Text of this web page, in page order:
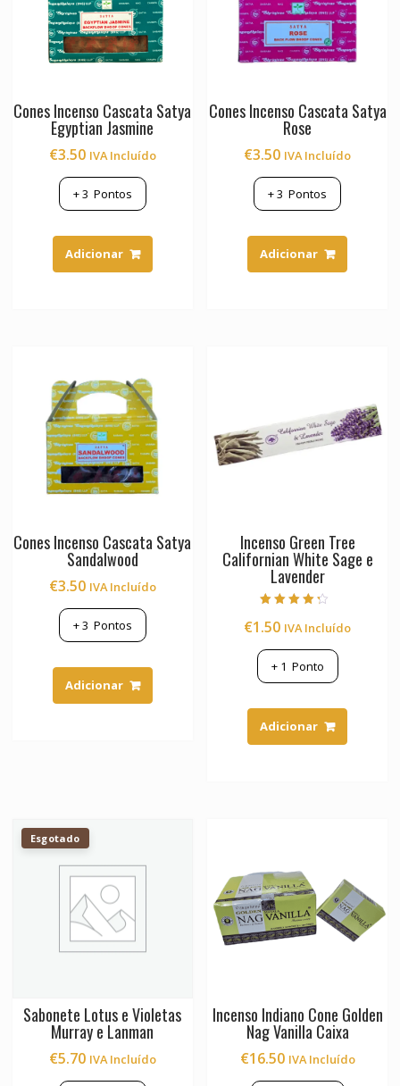
Cones Incenso Cascata Satya
Egyptian Jasmine
€3.50 IVA Incluído
+3 Pontos
Adicionar
Cones Incenso Cascata Satya
Rose
€3.50 IVA Incluído
+3 Pontos
Adicionar
Cones Incenso Cascata Satya
Sandalwood
€3.50 IVA Incluído
+3 Pontos
Adicionar
Incenso Green Tree
Californian White Sage e
Lavender
4.00
€1.50 IVA Incluído
+ 1 Ponto
Adicionar
Esgotado
Sabonete Lotus e Violetas
Murray e Lanman
€5.70 IVA Incluído
Incenso Indiano Cone Golden
Nag Vanilla Caixa
€16.50 IVA Incluído